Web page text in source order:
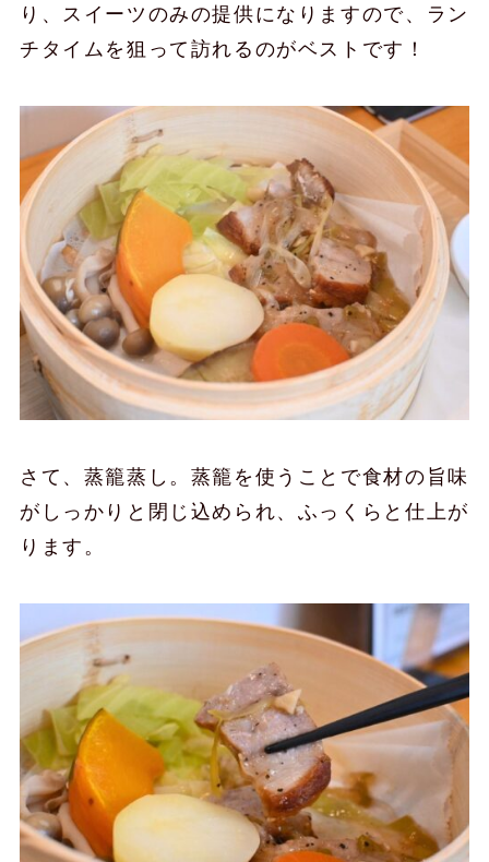
り、スイーツのみの提供になりますので、ラン
チタイムを狙って訪れるのがベストです！
さて、蒸籠蒸し。蒸籠を使うことで食材の旨味
がしっかりと閉じ込められ、ふっくらと仕上が
ります。